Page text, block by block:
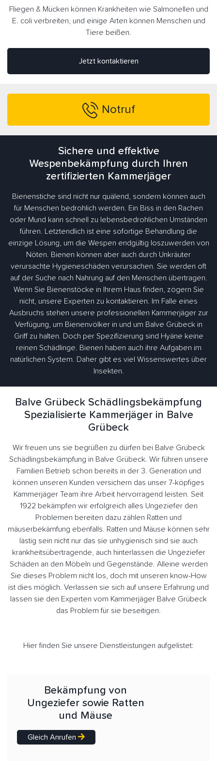
Jetzt kontaktieren
Fliegen & Mücken können Krankheiten wie Salmonellen und
E. coli verbreiten, und einige Arten können Menschen und
Tiere beißen.
Notruf
Sichere und effektive
Wespenbekämpfung durch Ihren
zertifizierten Kammerjäger
Bienenstiche sind nicht nur quälend, sondern können auch
für Menschen bedrohlich werden. Ein Biss in den Rachen
oder Mund kann schnell zu lebensbedrohlichen Umständen
führen. Letztendlich ist eine sofortige Behandlung die
einzige Lösung, um die Wespen endgültig loszuwerden von
Nöten. Bienen können aber auch durch Unkräuter
verursachte Hygieneschäden verursachen. Sie werden oft
auf der Suche nach Nahrung auf den Menschen übertragen.
Wenn Sie Bienenstöcke in Ihrem Haus finden, zögern Sie
nicht, unsere Experten zu kontaktieren. Im Falle eines
Ausbruchs stehen unsere professionellen Kammerjäger zur
Verfügung, um Bienenvölker in und um Balve Grübeck in
Griff zu halten. Doch per Spezifizierung sind Hyäne keine
reinen Schädlinge. Bienen haben auch ihre Aufgaben im
natürlichen System. Daher gibt es viel Wissenswertes über
Insekten.
Balve Grübeck Schädlingsbekämpfung
Spezialisierte Kammerjäger in Balve
Grübeck
Wir freuen uns sie begrüßen zu dürfen bei Balve Grübeck
Schädlingsbekämpfung in Balve Grübeck. Wir führen unsere
Familien Betrieb schon bereits in der 3. Generation und
können unseren Kunden versichern das unser 7-köpfiges
Kammerjäger Team ihre Arbeit hervorragend leisten. Seit
1922 bekämpfen wir erfolgreich alles Ungeziefer den
Problemen bereiten dazu zählen Ratten und
mäuserbekämfung ebenfalls. Ratten und Mäuse können sehr
lästig sein nicht nur das sie unhygienisch sind sie auch
krankheitsübertragende, auch hinterlassen die Ungeziefer
Schäden an den Möbeln und Gegenstände. Alleine werden
Sie dieses Problem nicht los, doch mit unseren know-How
ist dies möglich. Verlassen sie sich auf unsere Erfahrung und
lassen sie den Experten vom Kammerjäger Balve Grübeck
das Problem für sie beseitigen.
Hier finden Sie unsere Dienstleistungen aufgelistet:
Bekämpfung von
Ungeziefer sowie Ratten
und Mäuse
Gleich Anrufen